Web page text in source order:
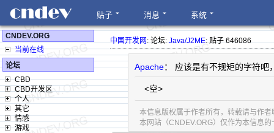
贴子 消息 系统
CNDEV.ORG
当前在线
论坛
CBD
CBD开发区
个人
其它
情感
游戏
中国开发网: 论坛:Java/J2ME: 贴子 646086
Apache： 应该是有不规矩的字符吧
<空>
本信息版权属于作者所有，转载请与作
本网站（CNDEV.ORG）仅作为本信息